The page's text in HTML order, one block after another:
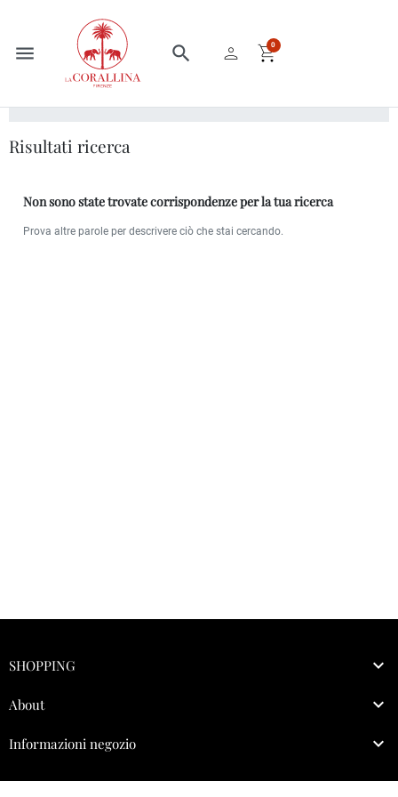
menu search person shopping_cart
0
Risultati ricerca
Non sono state trovate corrispondenze per la tua ricerca
Prova altre parole per descrivere ciò che stai cercando.
SHOPPING 
About 
Informazioni negozio 